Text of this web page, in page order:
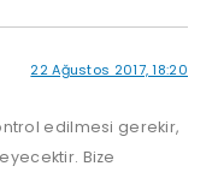
22 Ağustos 2017, 18:20
edilmesi gerekir,
Bize